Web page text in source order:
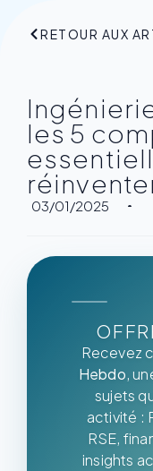
RETOUR AUX
les 5
03/01/2025
Recevez
Hebdo,
sujets
activité :
RSE,
insights